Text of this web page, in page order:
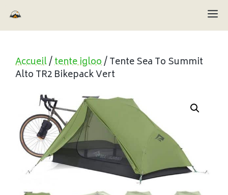
au
contenu
Accueil/tente igloo/ Tente Sea To Summit
Alto TR2 Bikepack Vert